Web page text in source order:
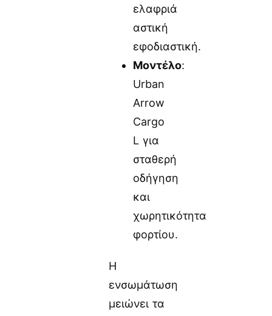
ελαφριά
αστική
εφοδιαστική.
Μοντέλο:
Urban
Arrow
Cargo
L για
σταθερή
οδήγηση
και
χωρητικότητα
φορτίου.
Η
ενσωμάτωση
μειώνει τα